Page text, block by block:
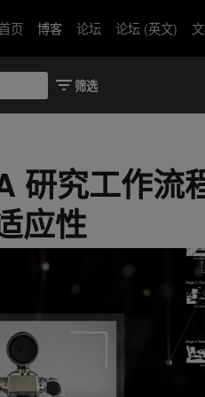
首页 博客 论坛 论坛 (英文)
研究工作流
应性